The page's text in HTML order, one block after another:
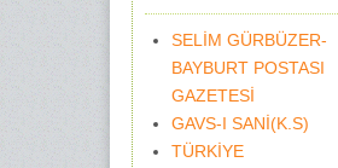
SELİM GÜRBÜZER-
BAYBURT POSTASI
GAZETESİ
GAVS-I SANİ(K.S)
TÜRKİYE